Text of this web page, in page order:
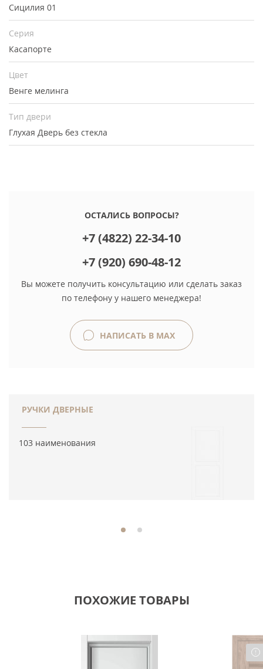
Сицилия 01
Серия
Касапорте
Цвет
Венге мелинга
Тип двери
Глухая Дверь без стекла
ОСТАЛИСЬ ВОПРОСЫ?
+7 (4822) 22-34-10
+7 (920) 690-48-12
Вы можете получить консультацию или сделать заказ
по телефону у нашего менеджера!
НАПИСАТЬ В MAX
РУЧКИ ДВЕРНЫЕ
103 наименования
ПОХОЖИЕ ТОВАРЫ